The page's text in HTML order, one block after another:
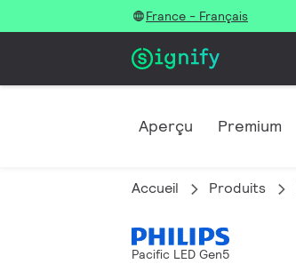
France - Français
Aperçu Premium
Accueil Produits
Pacific LED Gen5